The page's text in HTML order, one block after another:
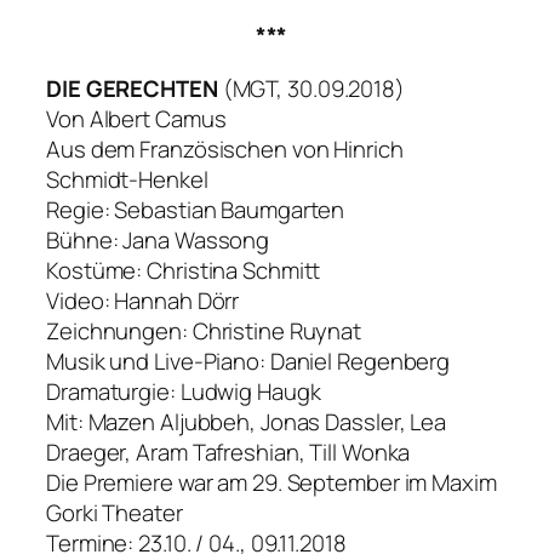
***
DIE GERECHTEN (MGT, 30.09.2018)
Von Albert Camus
Aus dem Französischen von Hinrich
Schmidt-Henkel
Regie: Sebastian Baumgarten
Bühne: Jana Wassong
Kostüme: Christina Schmitt
Video: Hannah Dörr
Zeichnungen: Christine Ruynat
Musik und Live-Piano: Daniel Regenberg
Dramaturgie: Ludwig Haugk
Mit: Mazen Aljubbeh, Jonas Dassler, Lea
Draeger, Aram Tafreshian, Till Wonka
Die Premiere war am 29. September im Maxim
Gorki Theater
Termine: 23.10. / 04., 09.11.2018